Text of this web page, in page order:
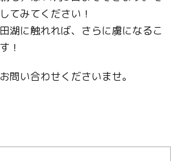
てみてください！
湖に触れれば、さらに虜になるこ
！
問い合わせくださいませ。